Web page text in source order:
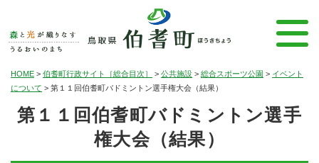
HOME > 伯耆町行政サイト［総合目次］ > 公共施設 > 総合スポーツ公園 > イベント
について > 第１１回伯耆町バドミントン選手権大会（結果）
第１１回伯耆町バドミントン選手
権大会（結果）